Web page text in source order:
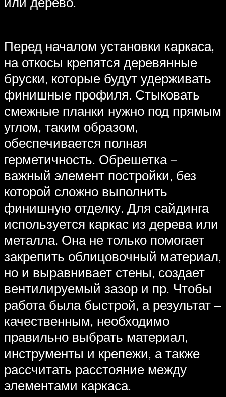
Перед началом установки каркаса,
на откосы крепятся деревянные
бруски, которые будут удерживать
финишные профиля. Стыковать
смежные планки нужно под прямым
углом, таким образом,
обеспечивается полная
герметичность. Обрешетка –
важный элемент постройки, без
которой сложно выполнить
финишную отделку. Для сайдинга
используется каркас из дерева или
металла. Она не только помогает
закрепить облицовочный материал,
но и выравнивает стены, создает
вентилируемый зазор и пр. Чтобы
работа была быстрой, а результат –
качественным, необходимо
правильно выбрать материал,
инструменты и крепежи, а также
рассчитать расстояние между
элементами каркаса.